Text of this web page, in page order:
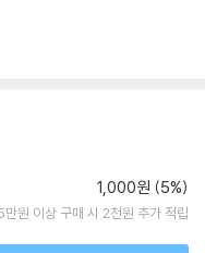
1,000원 (5%)
만원 이상 구매 시 2천원 추가 적립